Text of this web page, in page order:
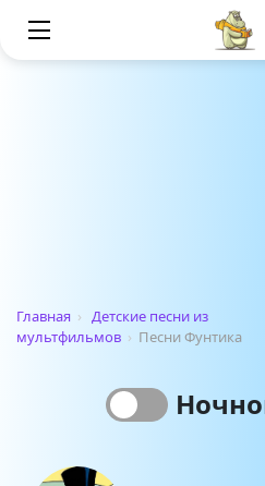
Главная › Детские песни из
мультфильмов › Песни Фунтика